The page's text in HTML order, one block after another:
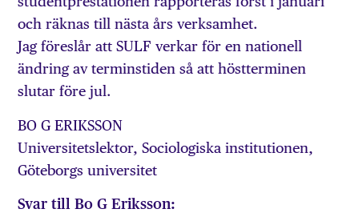
och räknas till nästa års verksamhet.
Jag föreslår att SULF verkar för en nationell
ändring av terminstiden så att höstterminen
slutar före jul.
BO G ERIKSSON
Universitetslektor, Sociologiska institutionen,
Göteborgs universitet
Svar till Bo G Eriksson: